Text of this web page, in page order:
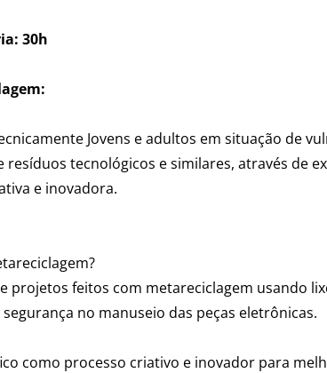
30h
:
Jovens e adultos em situação de
resíduos tecnológicos e similares, através de
e inovadora.
projetos feitos com metareciclagem usando
segurança no manuseio das peças eletrônicas.
como processo criativo e inovador para